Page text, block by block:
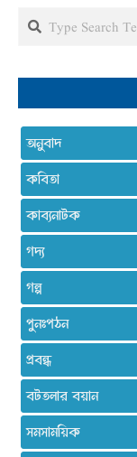
Search
অনুবাদ
কবিতা
কাব্যনাটক
গদ্য
গল্প
পুনঃপঠন
প্রবন্ধ
বটতলার বয়ান
সমসাময়িক